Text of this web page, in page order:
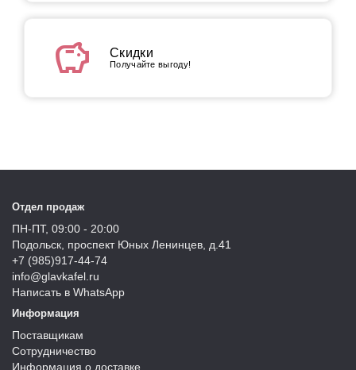
savings Скидки
Получайте выгоду!
Отдел продаж
ПН-ПТ, 09:00 - 20:00
Подольск, проспект Юных Ленинцев, д.41
+7 (985)917-44-74
info@glavkafel.ru
Написать в WhatsApp
Информация
Поставщикам
Сотрудничество
Информация о доставке